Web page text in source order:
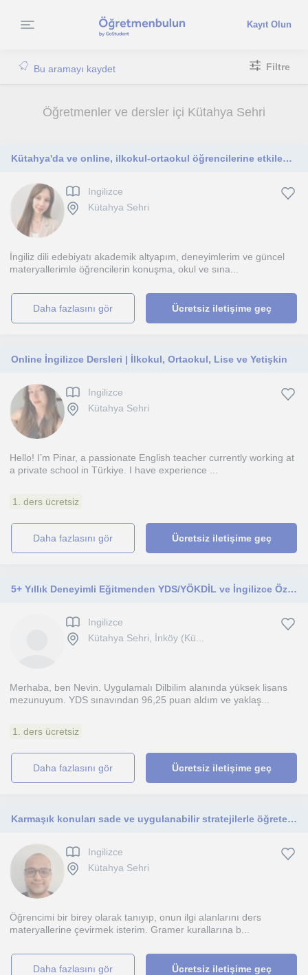
Kayıt Olun
Bu aramayı kaydet Filtre
Öğretmenler ve dersler içi Kütahya Sehri
Kütahya'da ve online, ilkokul-ortaokul öğrencilerine etkileşimli, eğlenceli özel İngilizce dersleri veriyorum.
Ingilizce
Kütahya Sehri
İngiliz dili edebiyatı akademik altyapım, deneyimlerim ve güncel
materyallerimle öğrencilerin konuşma, okul ve sına...
daha fazlasını gör Ücretsiz iletişime geç
Online İngilizce Dersleri | İlkokul, Ortaokul, Lise ve Yetişkin
Ingilizce
Kütahya Sehri
Hello! I’m Pinar, a passionate English teacher currently working at
a private school in Türkiye. I have experience ...
1. ders ücretsiz
daha fazlasını gör Ücretsiz iletişime geç
5+ Yıllık Deneyimli Eğitmenden YDS/YÖKDİL ve İngilizce Özel Ders
Ingilizce
Kütahya Sehri, İnköy (Kü...
Merhaba, ben Nevin. Uygulamalı Dilbilim alanında yüksek lisans
mezunuyum. YDS sınavından 96,25 puan aldım ve yaklaş...
1. ders ücretsiz
daha fazlasını gör Ücretsiz iletişime geç
Karmaşık konuları sade ve uygulanabilir stratejilerle öğreten, öğrenme sürecini keyifli bir keşfe dönüştüren bir eğitmenim
Ingilizce
Kütahya Sehri
Öğrencimi bir birey olarak tanıyıp, onun ilgi alanlarını ders
materyallerine çevirmek isterim. Gramer kurallarına b...
daha fazlasını gör Ücretsiz iletişime geç